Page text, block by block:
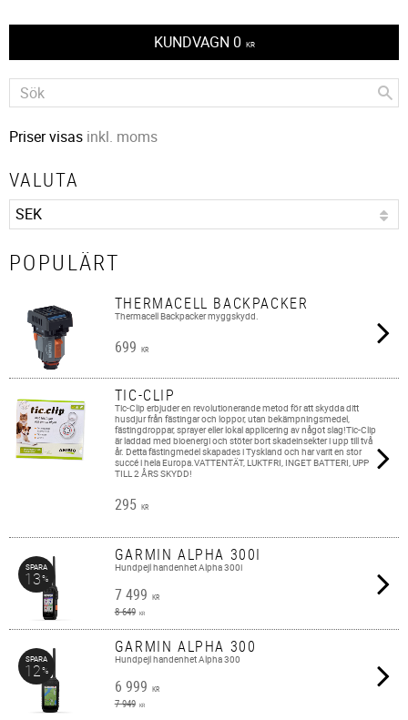
KUNDVAGN 0 KR
Priser visas inkl. moms
VALUTA
POPULÄRT
THERMACELL BACKPACKER
Thermacell Backpacker myggskydd.
699 KR
TIC-CLIP
Tic-Clip erbjuder en revolutionerande metod för att skydda ditt
husdjur från fästingar och loppor, utan bekämpningsmedel,
fästingdroppar, sprayer eller lokal applicering av något slag!Tic-Clip
är laddad med bioenergi och stöter bort skadeinsekter i upp till två
år. Detta fästingmedel skapades i Tyskland och har varit en stor
succé i hela Europa.VATTENTÄT, LUKTFRI, INGET BATTERI, UPP
TILL 2 ÅRS SKYDD!
295 KR
GARMIN ALPHA 300I
Hundpejl handenhet Alpha 300i
7 499 KR
8 649 KR
SPARA
13%
GARMIN ALPHA 300
Hundpejl handenhet Alpha 300
6 999 KR
7 949 KR
SPARA
12%